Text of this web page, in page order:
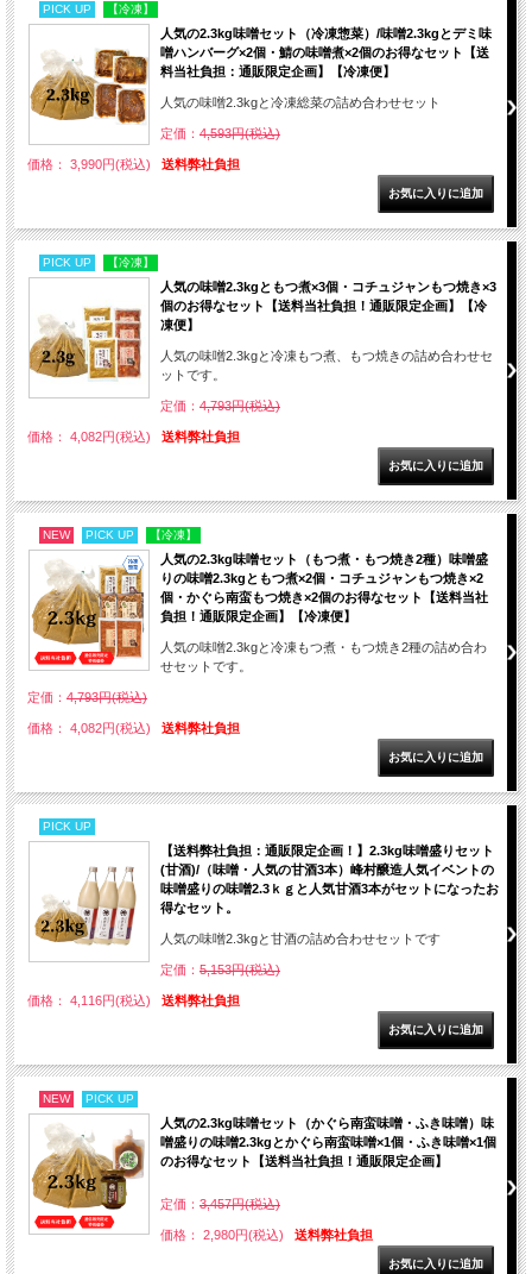
PICK UP 【冷凍】
人気の2.3kg味噌セット（冷凍惣菜）/味噌2.3kgとデミ味
噌ハンバーグ×2個・鯖の味噌煮×2個のお得なセット【送
料当社負担：通販限定企画】【冷凍便】
人気の味噌2.3kgと冷凍総菜の詰め合わせセット
定価： 4,593円(税込)
価格： 3,990円(税込) 送料弊社負担
PICK UP 【冷凍】
人気の味噌2.3kgともつ煮×3個・コチュジャンもつ焼き×3
個のお得なセット【送料当社負担！通販限定企画】【冷
凍便】
人気の味噌2.3kgと冷凍もつ煮、もつ焼きの詰め合わせセ
ットです。
定価： 4,793円(税込)
価格： 4,082円(税込) 送料弊社負担
NEW PICK UP 【冷凍】
人気の2.3kg味噌セット（もつ煮・もつ焼き2種）味噌盛
りの味噌2.3kgともつ煮×2個・コチュジャンもつ焼き×2
個・かぐら南蛮もつ焼き×2個のお得なセット【送料当社
負担！通販限定企画】【冷凍便】
人気の味噌2.3kgと冷凍もつ煮・もつ焼き2種の詰め合わ
せセットです。
定価： 4,793円(税込)
価格： 4,082円(税込) 送料弊社負担
PICK UP
【送料弊社負担：通販限定企画！】2.3kg味噌盛りセット
(甘酒)/（味噌・人気の甘酒3本）峰村醸造人気イベントの
味噌盛りの味噌2.3ｋｇと人気甘酒3本がセットになったお
得なセット。
人気の味噌2.3kgと甘酒の詰め合わせセットです
定価： 5,153円(税込)
価格： 4,116円(税込) 送料弊社負担
NEW PICK UP
人気の2.3kg味噌セット（かぐら南蛮味噌・ふき味噌）味
噌盛りの味噌2.3kgとかぐら南蛮味噌×1個・ふき味噌×1個
のお得なセット【送料当社負担！通販限定企画】
定価： 3,457円(税込)
価格： 2,980円(税込) 送料弊社負担